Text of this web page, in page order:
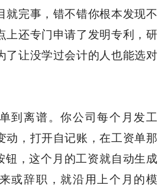
就完事，错不错你根本发现不
上还专门申请了发明专利，研
了让没学过会计的人也能选对
到离谱。你公司每个月发工
动，打开自记账，在工资单那
钮，这个月的工资就自动生成
或辞职，就沿用上个月的模